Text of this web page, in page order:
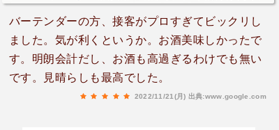
バーテンダーの方、接客がプロすぎてビックリし
ました。気が利くというか。お酒美味しかったで
す。明朗会計だし、お酒も高過ぎるわけでも無い
です。見晴らしも最高でした。
2022/11/21(月) 出典:www.google.com